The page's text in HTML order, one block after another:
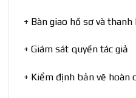
+ Bàn giao hồ sơ và
+ Giám sát quyền tác giả
+ Kiểm định bản vẽ hoàn